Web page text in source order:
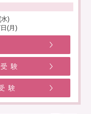
)
(月)
験
験